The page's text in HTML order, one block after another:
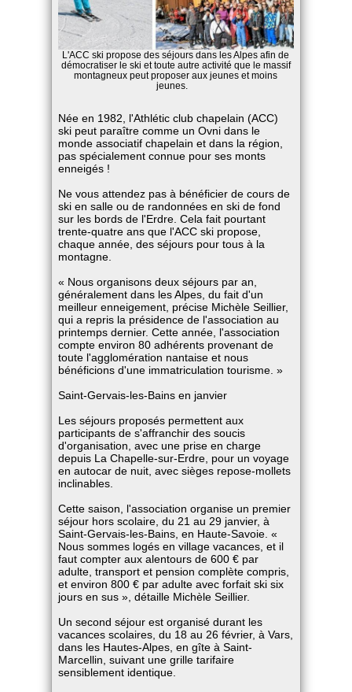
L'ACC ski propose des séjours dans les Alpes afin de
démocratiser le ski et toute autre activité que le massif
montagneux peut proposer aux jeunes et moins
jeunes.
Née en 1982, l'Athlétic club chapelain (ACC)
ski peut paraître comme un Ovni dans le
monde associatif chapelain et dans la région,
pas spécialement connue pour ses monts
enneigés !
Ne vous attendez pas à bénéficier de cours de
ski en salle ou de randonnées en ski de fond
sur les bords de l'Erdre. Cela fait pourtant
trente-quatre ans que l'ACC ski propose,
chaque année, des séjours pour tous à la
montagne.
« Nous organisons deux séjours par an,
généralement dans les Alpes, du fait d'un
meilleur enneigement, précise Michèle Seillier,
qui a repris la présidence de l'association au
printemps dernier. Cette année, l'association
compte environ 80 adhérents provenant de
toute l'agglomération nantaise et nous
bénéficions d'une immatriculation tourisme. »
Saint-Gervais-les-Bains en janvier
Les séjours proposés permettent aux
participants de s'affranchir des soucis
d'organisation, avec une prise en charge
depuis La Chapelle-sur-Erdre, pour un voyage
en autocar de nuit, avec sièges repose-mollets
inclinables.
Cette saison, l'association organise un premier
séjour hors scolaire, du 21 au 29 janvier, à
Saint-Gervais-les-Bains, en Haute-Savoie. «
Nous sommes logés en village vacances, et il
faut compter aux alentours de 600 € par
adulte, transport et pension complète compris,
et environ 800 € par adulte avec forfait ski six
jours en sus », détaille Michèle Seillier.
Un second séjour est organisé durant les
vacances scolaires, du 18 au 26 février, à Vars,
dans les Hautes-Alpes, en gîte à Saint-
Marcellin, suivant une grille tarifaire
sensiblement identique.